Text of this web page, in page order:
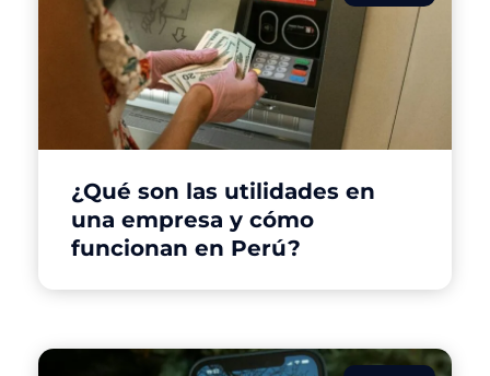
¿Qué son las utilidades en
una empresa y cómo
funcionan en Perú?